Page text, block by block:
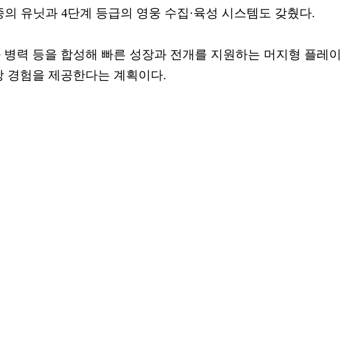
의 유닛과 4단계 등급의 영웅 수집·육성 시스템도 갖췄다.
력 등을 합성해 빠른 성장과 전개를 지원하는 머지형 플레이
경험을 제공한다는 계획이다.